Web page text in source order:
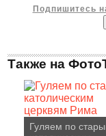
Подпишитесь
Также на
Гуляем по